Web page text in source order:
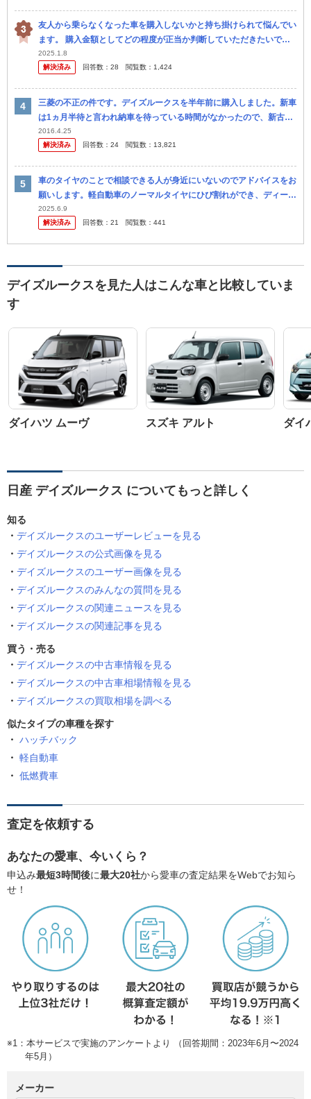
友人から乗らなくなった車を購入しないかと持ち掛けられて悩んでい
ます。 購入金額としてどの程度が正当か判断していただきたいで
す。 日産 デイズルークスハイウェスター 2014年 （ターボなし）
ド...
2025.1.8
解決済み
回答数： 28 閲覧数： 1,424
三菱の不正の件です。デイズルークスを半年前に購入しました。新車
は1ヵ月半待と言われ納車を待っている時間がなかったので、新古車
で購入しました。 日産で購入にあたり、ディーラーにて商談もしま
した。そ...
2016.4.25
解決済み
回答数： 24 閲覧数： 13,821
車のタイヤのことで相談できる人が身近にいないのでアドバイスをお
願いします。軽自動車のノーマルタイヤにひび割れができ、ディーラ
ーで4本交換で8万円と言われて高くて驚きました。 オートバックス
のよう...
2025.6.9
解決済み
回答数： 21 閲覧数： 441
デイズルークスを見た人はこんな車と比較していま
す
ダイハツ ムーヴ スズキ アルト ダイ
日産 デイズルークス についてもっと詳しく
知る
デイズルークスのユーザーレビューを見る
デイズルークスの公式画像を見る
デイズルークスのユーザー画像を見る
デイズルークスのみんなの質問を見る
デイズルークスの関連ニュースを見る
デイズルークスの関連記事を見る
買う・売る
デイズルークスの中古車情報を見る
デイズルークスの中古車相場情報を見る
デイズルークスの買取相場を調べる
似たタイプの車種を探す
ハッチバック
軽自動車
低燃費車
査定を依頼する
あなたの愛車、今いくら？
申込み最短3時間後に最大20社から愛車の査定結果をWebでお知ら
せ！
※1：本サービスで実施のアンケートより （回答期間：2023年6月〜2024
年5月）
メーカー